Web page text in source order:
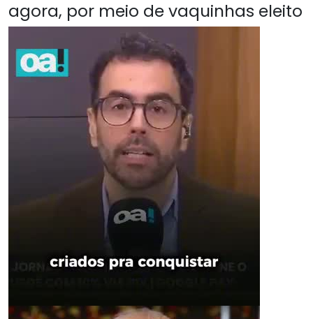
agora, por meio de vaquinhas eleito